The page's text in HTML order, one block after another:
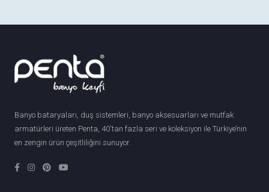
Banyo bataryaları, duş sistemleri, banyo aksesuarları ve mutfak
armatürleri üreten Penta, 40'tan fazla seri ve koleksiyon ile Türkiye’nin
en zengin ürün çeşitliliğini sunuyor.